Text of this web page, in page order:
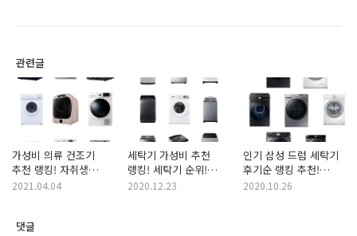
관련글
가성비 의류 건조기
추천 랭킹! 자취생
건조기 추천 순위!
건조기)
2021.04.04
세탁기 가성비 추천
랭킹! 세탁기 순위!
(세탁기 추천, 중소기업
2020.12.23
인기 삼성 드럼 세탁기
후기순 랭킹 추천!
(삼성전자 세탁기, 삼성
2020.10.26
댓글